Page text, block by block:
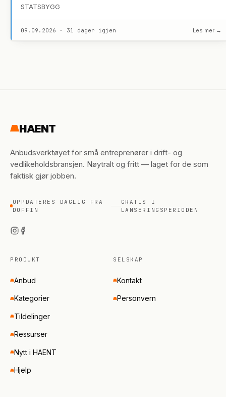
STATSBYGG
09.09.2026 · 31 dager igjen Les mer →
HAENT
Anbudsverktøyet for små entreprenører i drift- og
vedlikeholdsbransjen. Nøytralt og fritt — laget for de som
faktisk gjør jobben.
OPPDATERES DAGLIG FRA
DOFFIN
GRATIS I
LANSERINGSPERIODEN
PRODUKT
Anbud
Kategorier
Tildelinger
Ressurser
Nytt i HAENT
Hjelp
SELSKAP
Kontakt
Personvern